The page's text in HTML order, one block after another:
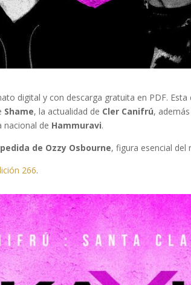
digital y con descarga gratuita en PDF. Esta
Shame, la actualidad de Cler Canifrú,
nacional de Hammuravi.
de Ozzy Osbourne, figura esencial del
266.